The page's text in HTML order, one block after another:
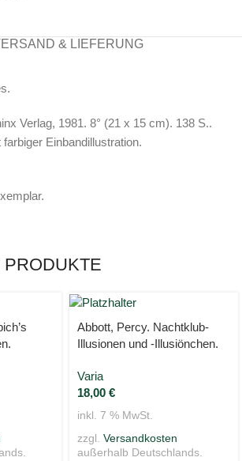
& LIEFERUNG
Verlag, 1981. 8° (21 x 15 cm). 138 S..
Einbandillustration.
Abbott, Percy. Nachtklub-
Illusionen und -Illusiönchen.
Varia
18,00 €
inkl. 7 % MwSt.
zzgl. Versandkosten
außerhalb Deutschlands.